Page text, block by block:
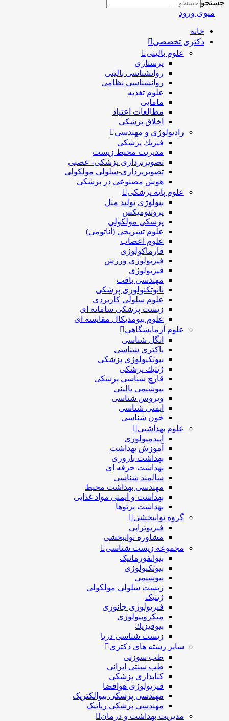
جستجو
منوی ورود
خانه
دکتری تخصصی
علوم بالینی
پرستاری
روانشناسی بالینی
روانشناسی نظامی
علوم تغذیه
مامایی
مطالعات اعتیاد
اخلاق پزشکی
رادیولوژی و مهندسی
فيزيك پزشکی
مدیریت محیط زیست
تصویربرداری پزشکی- عصبی
تصویربرداری-سلولی مولکولی
هوش مصنوعی در پزشکی
علوم پایه پزشکی
بیولوژی تولید مثل
پروتئومیکس
پزشکی مولکولی
علوم تشریحی (آناتومی)
علوم اعصاب
فارماکولوژی
فیزیولوژی ورزش
فیزیولوژی
مهندسی بافت
نانوتکنولوژی پزشکی
علوم سلولی کاربردی
زیست پزشکی سامانه ای
علوم بیومدیکال مقایسه ای
علوم آزمایشگاهی
انگل شناسی
باکتری شناسی
بیوتکنولوژی پزشکی
ژنتيك پزشکی
قارچ شناسی پزشكی
بیوشیمی بالینی
ویروس شناسی
ایمنی شناسی
خون شناسی
علوم بهداشتی
اپیدمیولوژی
آموزش بهداشت
بهداشت باروری
بهداشت حرفه ای
سالمند شناسی
مهندسی بهداشت محيط
بهداشت و ایمنی مواد غذایی
بهداشت پرتوها
گروه توانبخشی
فیزیوتراپی
مشاوره توانبخشی
مجموعه زیست شناسی
بیوانفورماتیک
بیوتکنولوژی
بیوشیمی
زیست سلولی مولکولی
ژنتیک
فیزیولوژی جانوری
میکروبیولوژی
بيوفيزيك
زیست شناسی دریا
سایر رشته های دکتری
طب سوزنی
طب سنتی ایرانی
کتابداری پزشکی
فیزیولوژی هوافضا
مهندسی پزشکی بیوالکتریک
مهندسی پزشکی رباتیک
مدیریت بهداشت و درمان